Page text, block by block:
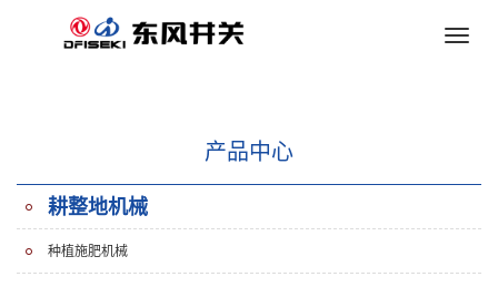
Toggle
产品中心
耕整地机械
种植施肥机械